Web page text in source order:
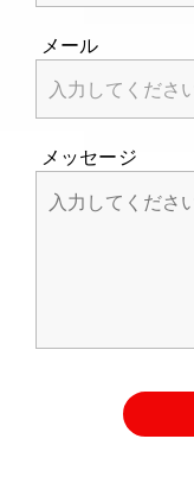
メール
メッセージ